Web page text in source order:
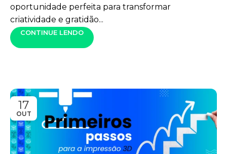
oportunidade perfeita para transformar
criatividade e gratidão...
CONTINUE LENDO
17
OUT